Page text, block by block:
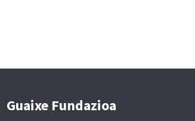
Guaixe Fundazioa